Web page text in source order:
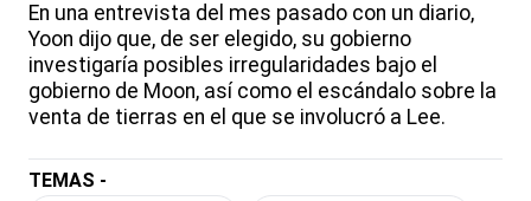
En una entrevista del mes pasado con un diario,
Yoon dijo que, de ser elegido, su gobierno
investigaría posibles irregularidades bajo el
gobierno de Moon, así como el escándalo sobre la
venta de tierras en el que se involucró a Lee.
TEMAS -